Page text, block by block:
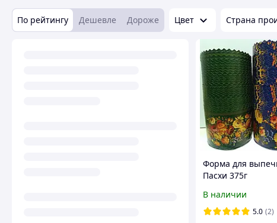
По рейтингу Дешевле Дороже Цвет Страна
Форма для
Пасхи 375г
м)
В наличии
5.0 (2)